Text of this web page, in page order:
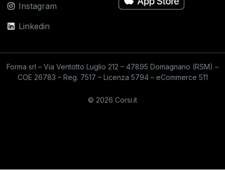
Instagram
Linkedin
Forma srl – Via Ventotto Luglio 212 – 47895 Domagnano (RSM) –
COE 26783 – Reg. 7517 – Licenza 5794 – eCommerce 511
© 2026 Corsi.it